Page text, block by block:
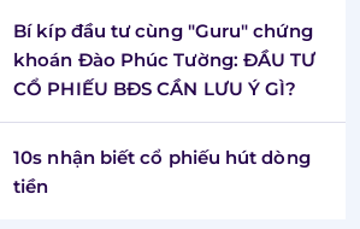
Bí kíp đầu tư cùng "Guru" chứng
khoán Đào Phúc Tường: ĐẦU TƯ
CỔ PHIẾU BĐS CẦN LƯU Ý GÌ?
10s nhận biết cổ phiếu hút dòng
tiền